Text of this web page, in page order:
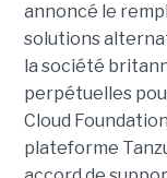
annoncé le
solutions
la société
perpétuelles
Cloud
plateforme